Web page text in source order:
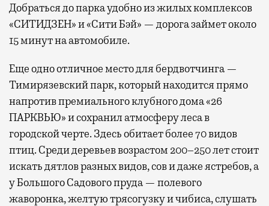
Добраться до парка удобно из жилых комплексов
«СИТИДЗЕН» и «Сити Бэй» — дорога займет около
15 минут на автомобиле.
Еще одно отличное место для бердвотчинга —
Тимирязевский парк, который находится прямо
напротив премиального клубного дома «26
ПАРКВЬЮ» и сохранил атмосферу леса в
городской черте. Здесь обитает более 70 видов
птиц. Среди деревьев возрастом 200–250 лет стоит
искать дятлов разных видов, сов и даже ястребов, а
у Большого Садового пруда — полевого
жаворонка, желтую трясогузку и чибиса, слушать